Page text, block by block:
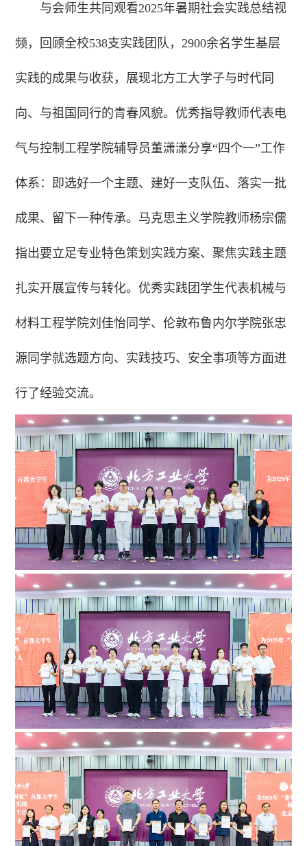
与会师生共同观看2025年暑期社会实践总结视
频，回顾全校538支实践团队，2900余名学生基层
实践的成果与收获，展现北方工大学子与时代同
向、与祖国同行的青春风貌。优秀指导教师代表电
气与控制工程学院辅导员董潇潇分享“四个一”工作
体系：即选好一个主题、建好一支队伍、落实一批
成果、留下一种传承。马克思主义学院教师杨宗儒
指出要立足专业特色策划实践方案、聚焦实践主题
扎实开展宣传与转化。优秀实践团学生代表机械与
材料工程学院刘佳怡同学、伦敦布鲁内尔学院张忠
源同学就选题方向、实践技巧、安全事项等方面进
行了经验交流。